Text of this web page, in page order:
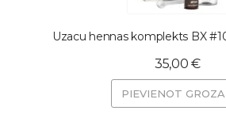
Uzacu hennas komplekts BX
35,00 €
PIEVIENOT